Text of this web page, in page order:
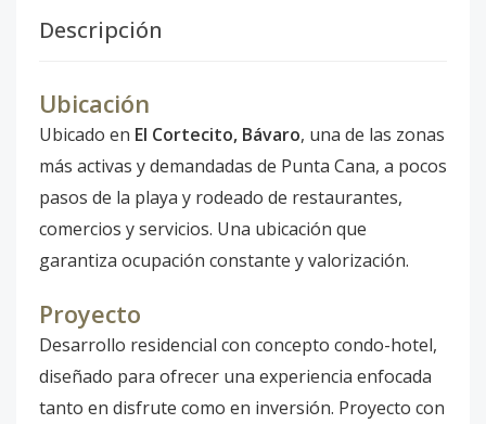
Descripción
Ubicación
Ubicado en El Cortecito, Bávaro, una de las zonas
más activas y demandadas de Punta Cana, a pocos
pasos de la playa y rodeado de restaurantes,
comercios y servicios. Una ubicación que
garantiza ocupación constante y valorización.
Proyecto
Desarrollo residencial con concepto condo-hotel,
diseñado para ofrecer una experiencia enfocada
tanto en disfrute como en inversión. Proyecto con